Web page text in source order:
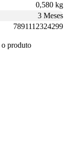
0,580 kg
3 Meses
7891112324299
o produto